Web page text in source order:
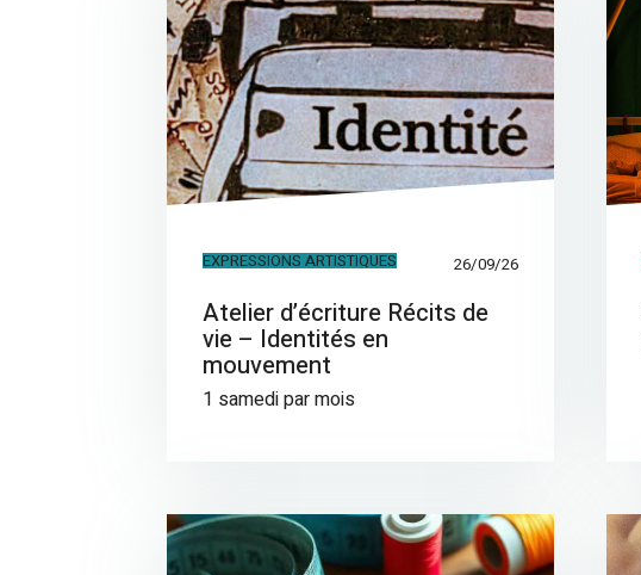
EXPRESSIONS ARTISTIQUES 26/09/26
Atelier d’écriture Récits de
vie – Identités en
mouvement
1 samedi par mois